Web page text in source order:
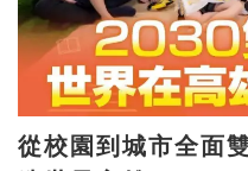
從校園到城市全面雙語 賴瑞隆提7大